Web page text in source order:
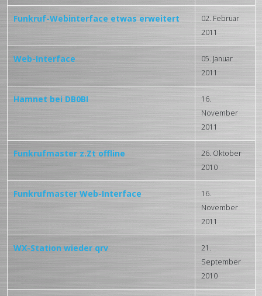
Funkruf-Webinterface etwas erweitert
02. Februar
2011
Web-Interface
05. Januar
2011
Hamnet bei DB0BI
16.
November
2011
Funkrufmaster z.Zt offline
26. Oktober
2010
Funkrufmaster Web-Interface
16.
November
2011
WX-Station wieder qrv
21.
September
2010